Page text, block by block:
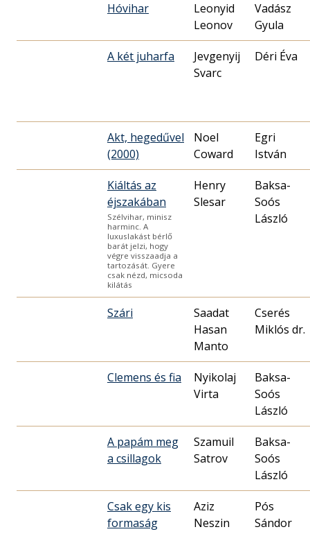
Hóvihar
Leonyid
Vadász
Gyula
A két juharfa
Jevgenyij
Svarc
Déri Éva
Akt, hegedűvel
(2000)
Noel
Coward
Egri
István
Kiáltás az
éjszakában
Szélvihar, minisz
harminc. A
luxuslakást bérlő
barát jelzi, hogy
végre visszaadja a
tartozását. Gyere
csak nézd, micsoda
kilátás
Henry
Slesar
Baksa-
Soós
László
Szári
Saadat
Hasan
Manto
Cserés
Miklós dr.
Clemens és fia
Nyikolaj
Virta
Baksa-
Soós
László
A papám meg
a csillagok
Szamuil
Satrov
Baksa-
Soós
László
Csak egy kis
formaság
Aziz
Neszin
Pós
Sándor